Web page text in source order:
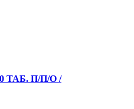
ТАБ. П/П/О /